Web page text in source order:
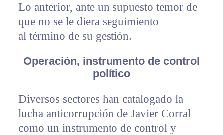
Lo anterior, ante un supuesto temor de
que no se le diera seguimiento
al término de su gestión.
Operación, instrumento de control
político
Diversos sectores han catalogado la
lucha anticorrupción de Javier Corral
como un instrumento de control y